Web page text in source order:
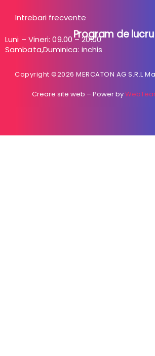
Intrebari frecvente
Program de lucru
Luni – Vineri: 09.00 – 20:00
Sambata,Duminica: inchis
Copyright ©2026 MERCATON AG S.R.L
Creare site web – Power by